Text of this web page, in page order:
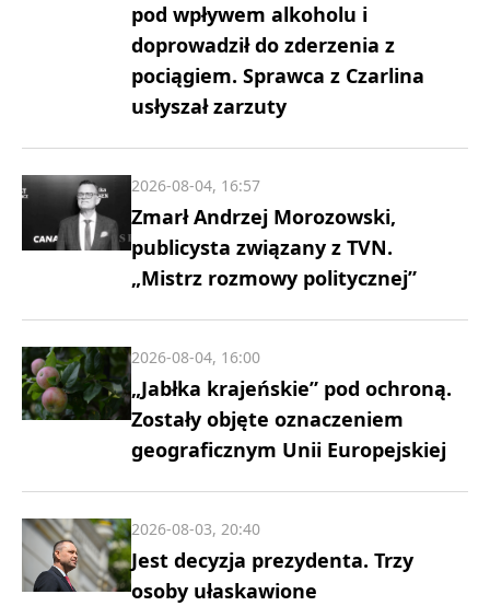
pod wpływem alkoholu i
doprowadził do zderzenia z
pociągiem. Sprawca z Czarlina
usłyszał zarzuty
Zmarł Andrzej Morozowski,
publicysta związany z TVN.
„Mistrz rozmowy politycznej”
2026-08-04, 16:57
„Jabłka krajeńskie” pod ochroną.
Zostały objęte oznaczeniem
geograficznym Unii Europejskiej
2026-08-04, 16:00
Jest decyzja prezydenta. Trzy
osoby ułaskawione
2026-08-03, 20:40